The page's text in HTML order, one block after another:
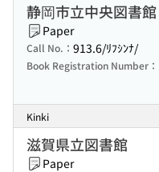
静岡市立中央図書館
Paper
Call No.： 913.6/ﾘﾌｼﾝﾅ/
Book Registration Number：
Kinki
滋賀県立図書館
Paper